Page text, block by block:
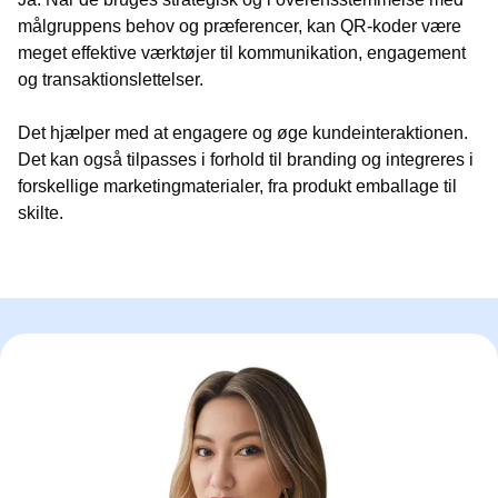
målgruppens behov og præferencer, kan QR-koder være
meget effektive værktøjer til kommunikation, engagement
og transaktionslettelser.
Det hjælper med at engagere og øge kundeinteraktionen.
Det kan også tilpasses i forhold til branding og integreres i
forskellige marketingmaterialer, fra produkt emballage til
skilte.